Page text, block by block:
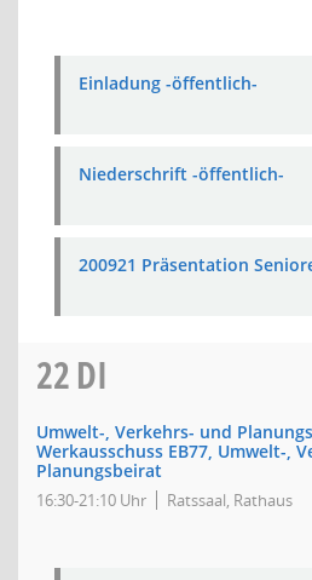
Einladung -öffentlich-
Niederschrift -öffentlich-
200921 Präsentation
22DI
Umwelt-, Verkehrs- und
Werkausschuss EB77, Umwelt-,
Planungsbeirat
16:30-21:10 Uhr Ratssaal, Rathaus